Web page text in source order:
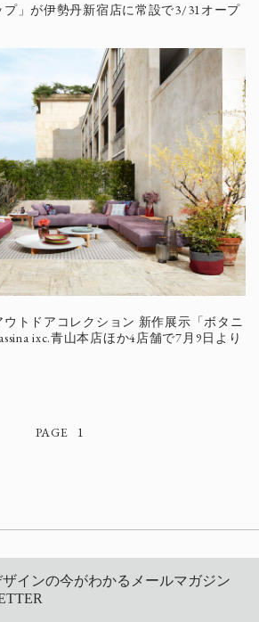
プ」が伊勢丹新宿店に常設で3/31オープ
トドアコレクション 新作展示「ボタニ
ixc.青山本店ほか4店舗で7月9日より
1
ザインの今がわかるメールマガジン